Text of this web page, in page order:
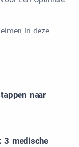
in deze
naar
3 medische